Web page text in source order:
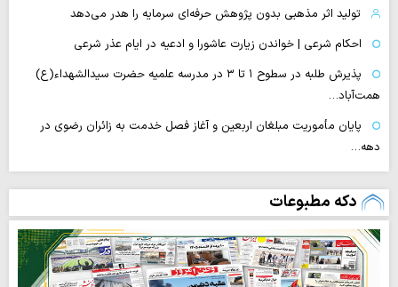
تولید اثر مذهبی بدون پژوهش حرفه‌ای سرمایه را هدر می‌دهد
احکام شرعی | خواندن زیارت عاشورا و ادعیه در ایام عذر شرعی
پذیرش طلبه در سطوح ۱ تا ۳ در مدرسه علمیه حضرت سیدالشهداء(ع)
همت‌آباد…
پایان مأموریت مبلغان اربعین و آغاز فصل خدمت به زائران رضوی در
دهه…
دکه مطبوعات